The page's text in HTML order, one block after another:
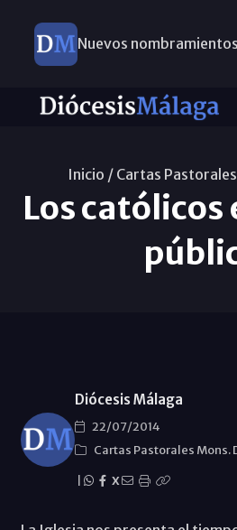
Nuevos nombramientos
Inicio / Cartas
Los católicos
Diócesis Málaga
22/07/2014
Cartas Pastorales Mons.
X